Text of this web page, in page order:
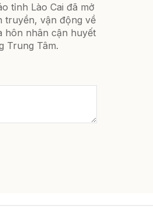
tỉnh Lào Cai đã mở
truyền, vận động về
hôn nhân cận huyết
Trung Tâm.